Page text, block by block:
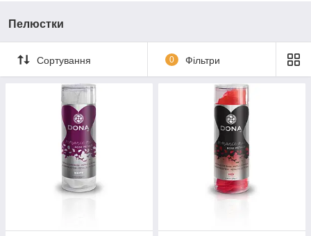
Пелюстки
Сортування 0 Фільтри